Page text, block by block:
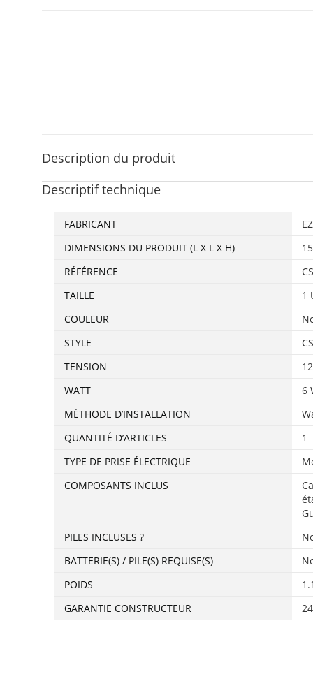
Description du produit
Descriptif technique
FABRICANT
DIMENSIONS DU PRODUIT (L X L X H)
RÉFÉRENCE
TAILLE
‎1
COULEUR
STYLE
TENSION
WATT
‎6
MÉTHODE D’INSTALLATION
QUANTITÉ D’ARTICLES
‎1
TYPE DE PRISE ÉLECTRIQUE
COMPOSANTS INCLUS
PILES INCLUSES ?
BATTERIE(S) / PILE(S) REQUISE(S)
POIDS
GARANTIE CONSTRUCTEUR